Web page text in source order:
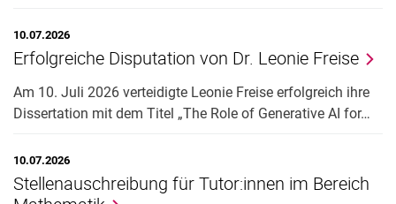
10.07.2026
Erfolgreiche Disputation von Dr. Leonie Freise
Am 10. Juli 2026 verteidigte Leonie Freise erfolgreich ihre
Dissertation mit dem Titel „The Role of Generative AI for…
10.07.2026
Stellenauschreibung für Tutor:innen im Bereich